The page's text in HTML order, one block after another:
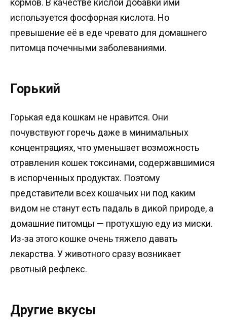
используется фосфорная кислота. Но
превышение её в еде чревато для домашнего
питомца почечными заболеваниями.
Горький
Горькая еда кошкам не нравится. Они
почувствуют горечь даже в минимальных
концентрациях, что уменьшает возможность
отравления кошек токсинами, содержавшимися
в испорченных продуктах. Поэтому
представители всех кошачьих ни под каким
видом не станут есть падаль в дикой природе, а
домашние питомцы — протухшую еду из миски.
Из-за этого кошке очень тяжело давать
лекарства. У животного сразу возникает
рвотный рефлекс.
Другие вкусы